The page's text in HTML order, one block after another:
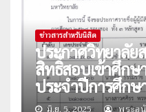
ข่าวสารสำหรับนิสิต
ประกาศวิทยาลัย
สิทธิ์สอบเข้าศึก
ประจำปีการศึก
มิ.ย. 5, 2025 พระอ